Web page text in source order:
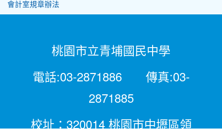
會計室規章辦法
桃園市立青埔國民中學
電話:03-2871886 傳真:03-
2871885
校址：320014 桃園市中壢區領